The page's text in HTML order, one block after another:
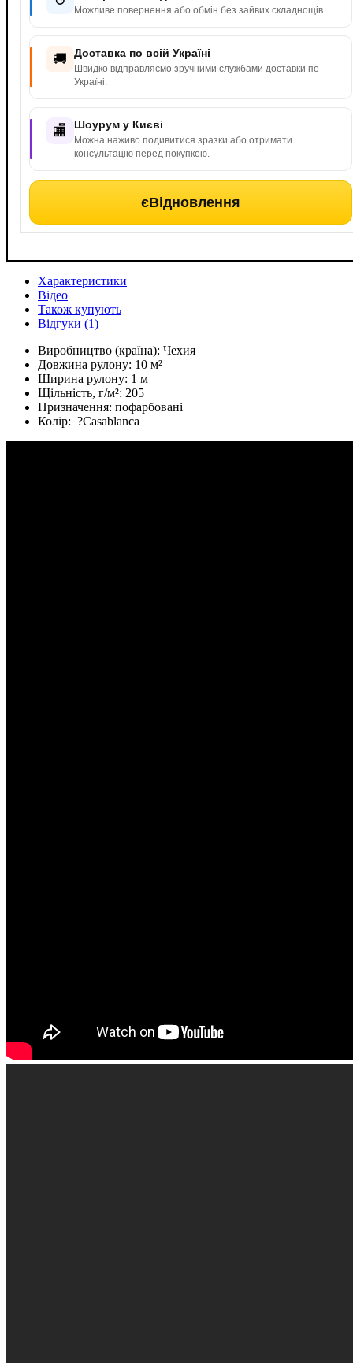
Можливе повернення або обмін без зайвих складнощів.
🚚 Доставка по всій Україні
Швидко відправляємо зручними службами доставки по
Україні.
🏬 Шоурум у Києві
Можна наживо подивитися зразки або отримати
консультацію перед покупкою.
єВідновлення
Характеристики
Відео
Також купують
Відгуки (1)
Виробництво (країна): Чехия
Довжина рулону: 10 м²
Ширина рулону: 1 м
Щільність, г/м²: 205
Призначення: пофарбовані
Колір: ?Casablanca